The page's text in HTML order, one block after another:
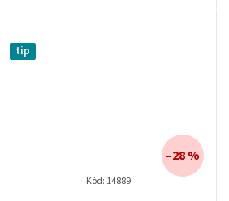
tip
–28 %
Kód: 14889